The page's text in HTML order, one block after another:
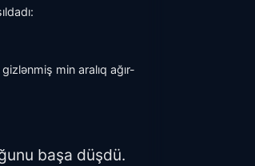
min aralıq ağır-
başa düşdü.